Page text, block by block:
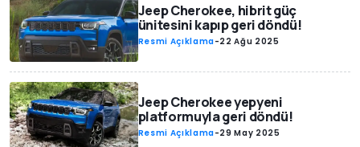
Jeep Cherokee, hibrit güç
ünitesini kapıp geri döndü!
Resmi Açıklama-22 Ağu 2025
Jeep Cherokee yepyeni
platformuyla geri döndü!
Resmi Açıklama-29 May 2025